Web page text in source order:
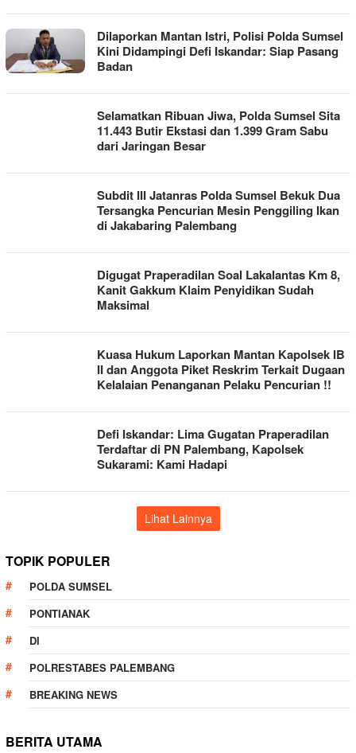
Dilaporkan Mantan Istri, Polisi Polda Sumsel
Kini Didampingi Defi Iskandar: Siap Pasang
Badan
Selamatkan Ribuan Jiwa, Polda Sumsel Sita
11.443 Butir Ekstasi dan 1.399 Gram Sabu
dari Jaringan Besar
Subdit III Jatanras Polda Sumsel Bekuk Dua
Tersangka Pencurian Mesin Penggiling Ikan
di Jakabaring Palembang
Digugat Praperadilan Soal Lakalantas Km 8,
Kanit Gakkum Klaim Penyidikan Sudah
Maksimal
Kuasa Hukum Laporkan Mantan Kapolsek IB
II dan Anggota Piket Reskrim Terkait Dugaan
Kelalaian Penanganan Pelaku Pencurian !!
Defi Iskandar: Lima Gugatan Praperadilan
Terdaftar di PN Palembang, Kapolsek
Sukarami: Kami Hadapi
Lihat Lainnya
TOPIK POPULER
POLDA SUMSEL
PONTIANAK
DI
POLRESTABES PALEMBANG
BREAKING NEWS
BERITA UTAMA